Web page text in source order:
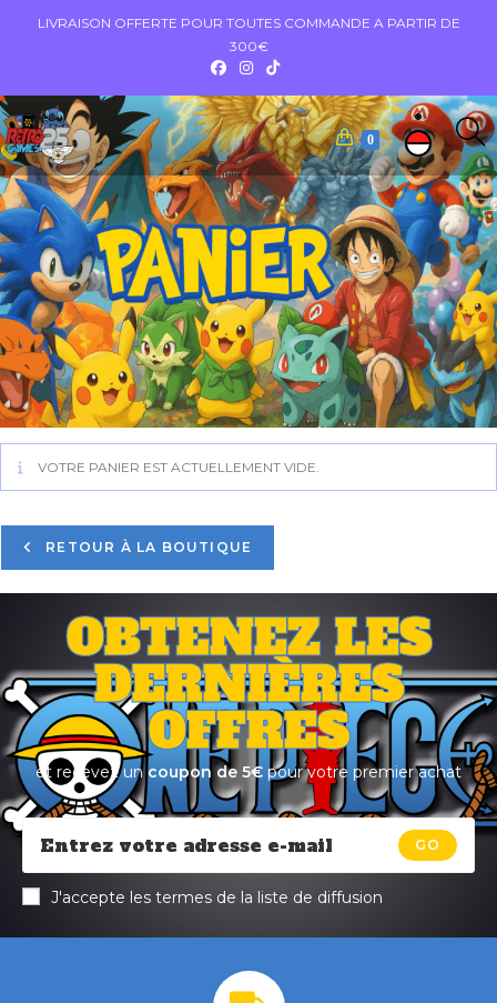
LIVRAISON OFFERTE POUR TOUTES COMMANDE A PARTIR DE
300€
0
VOTRE PANIER EST ACTUELLEMENT VIDE.
RETOUR À LA BOUTIQUE
OBTENEZ LES
DERNIÈRES
OFFRES
et recevez un coupon de 5€ pour votre premier achat
GO
J'accepte les termes de la liste de diffusion